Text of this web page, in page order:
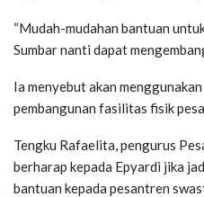
“Mudah-mudahan bantuan
Sumbar nanti dapat
Ia menyebut akan
pembangunan fasilitas fisik
Tengku Rafaelita, pengurus
berharap kepada Epyardi jika
bantuan kepada pesantren